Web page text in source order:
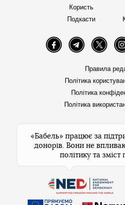
Користь
Подкасти
FacebookTelegramTwitter
Правила
Політика
Політика
Політика
«Бабель» працює за
донорів. Вони не
політику та зміст